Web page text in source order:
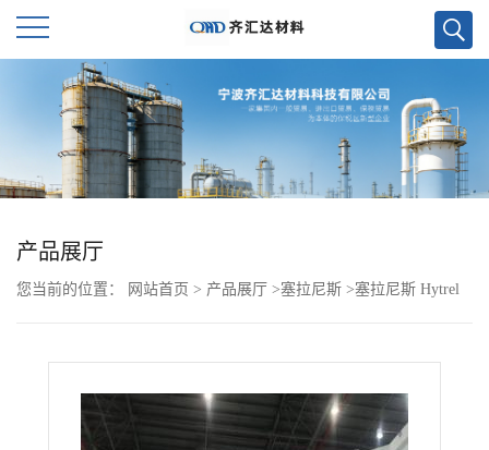
首
页
公
产品展厅
您当前的位置： 网站首页 > 产品展厅 >塞拉尼斯 >塞拉尼斯 Hytrel